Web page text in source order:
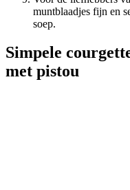
muntblaadjes fijn en
soep.
Simpele
met pistou